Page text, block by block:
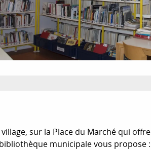
sur la Place du Marché qui offre
municipale vous propose :